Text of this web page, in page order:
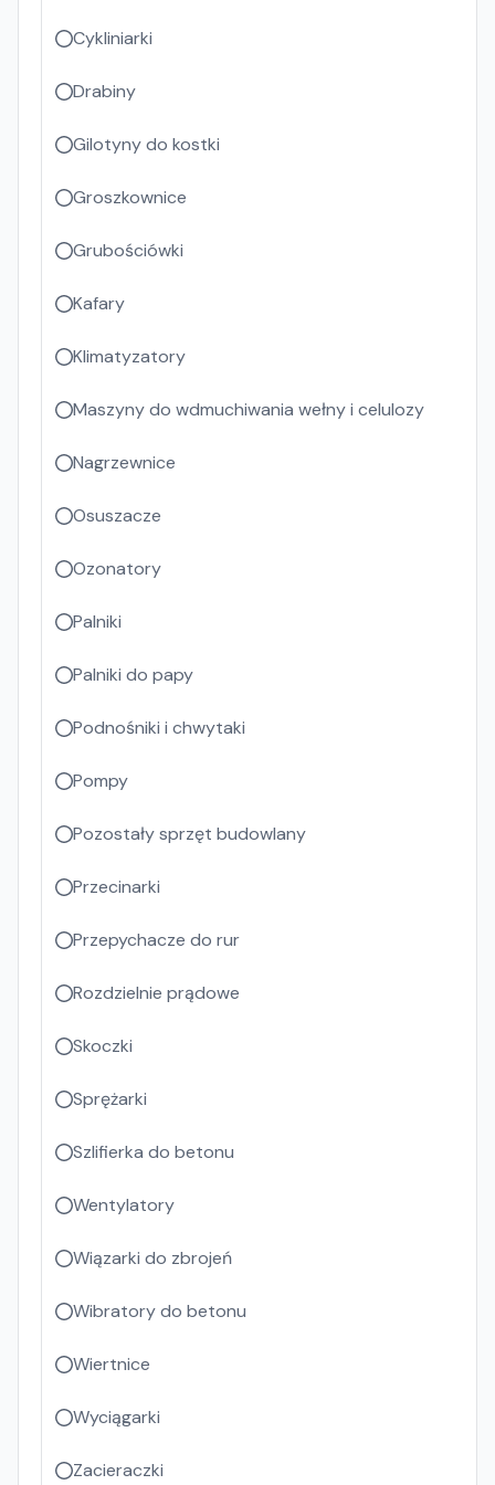
Cykliniarki
Drabiny
Gilotyny do kostki
Groszkownice
Grubościówki
Kafary
Klimatyzatory
Maszyny do wdmuchiwania wełny i celulozy
Nagrzewnice
Osuszacze
Ozonatory
Palniki
Palniki do papy
Podnośniki i chwytaki
Pompy
Pozostały sprzęt budowlany
Przecinarki
Przepychacze do rur
Rozdzielnie prądowe
Skoczki
Sprężarki
Szlifierka do betonu
Wentylatory
Wiązarki do zbrojeń
Wibratory do betonu
Wiertnice
Wyciągarki
Zacieraczki